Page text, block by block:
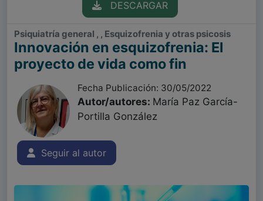
DESCARGAR
Psiquiatría general , , Esquizofrenia y otras psicosis
Innovación en esquizofrenia: El
proyecto de vida como fin
Fecha Publicación: 30/05/2022
Autor/autores: María Paz García-
Portilla González
Seguir al autor